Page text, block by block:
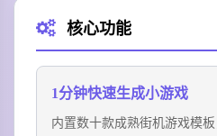
场景三：线上社交裂变
美妆品牌将定制小游戏分发
变曝光量，是原有硬广投放
场景四：私域用户促活
核心功能
1分钟快速生成小游戏
内置数十款成熟街机游戏模